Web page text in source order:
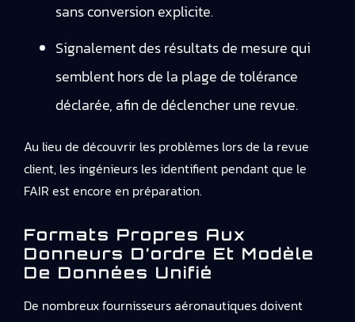
sans conversion explicite.
Signalement des résultats de mesure qui
semblent hors de la plage de tolérance
déclarée, afin de déclencher une revue.
Au lieu de découvrir les problèmes lors de la revue
client, les ingénieurs les identifient pendant que le
FAIR est encore en préparation.
Formats Propres Aux
Donneurs D’ordre Et Modèle
De Données Unifié
De nombreux fournisseurs aéronautiques doivent